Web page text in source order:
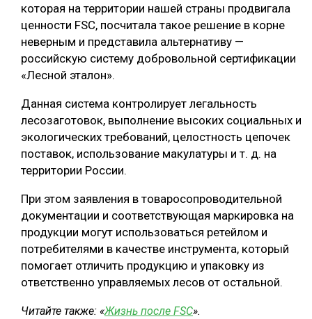
СУШКА ДРЕВЕСИНЫ
МЕБЕЛЬНОЕ ПРОИЗВОДСТВО
которая на территории нашей страны продвигала
ценности FSC, посчитала такое решение в корне
неверным и представила альтернативу —
российскую систему добровольной сертификации
«Лесной эталон».
Данная система контролирует легальность
лесозаготовок, выполнение высоких социальных и
экологических требований, целостность цепочек
поставок, использование макулатуры и т. д. на
территории России.
При этом заявления в товаросопроводительной
документации и соответствующая маркировка на
продукции могут использоваться ретейлом и
потребителями в качестве инструмента, который
помогает отличить продукцию и упаковку из
ответственно управляемых лесов от остальной.
Читайте также: «Жизнь после FSC».